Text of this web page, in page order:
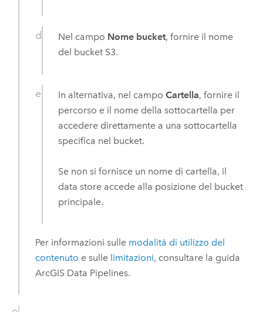
Nel campo Nome bucket, fornire il nome
del bucket S3.
In alternativa, nel campoCartella, fornire il
percorso e il nome della sottocartella per
accedere direttamente a una sottocartella
specifica nel bucket.
Se non si fornisce un nome di cartella, il
data store accede alla posizione del bucket
principale.
Per informazioni sulle modalità di utilizzo del
contenuto e sulle limitazioni, consultare la guida
ArcGIS Data Pipelines.